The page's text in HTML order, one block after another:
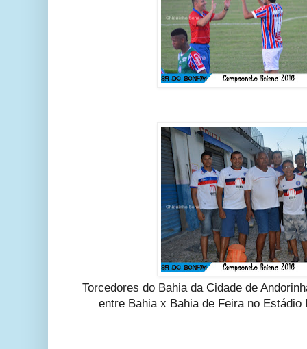
Torcedores do Bahia da Cidade de
entre Bahia x Bahia de Feira no